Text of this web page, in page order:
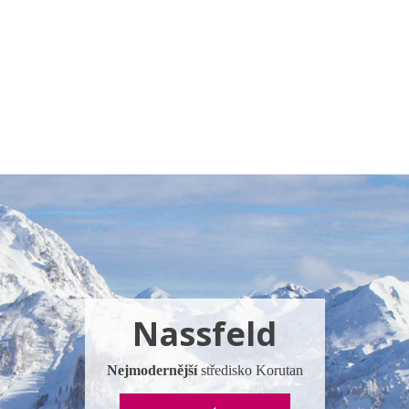
Nassfeld
Nejmodernějšístředisko Korutan